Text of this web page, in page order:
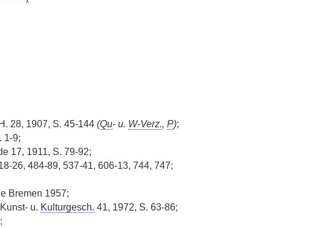
28, 1907, S. 45-144 (Qu- u. W-Verz., P);
1-9;
17, 1911, S. 79-92;
26, 484-89, 537-41, 606-13, 744, 747;
Bremen 1957;
Kunst- u. Kulturgesch. 41, 1972, S. 63-86;